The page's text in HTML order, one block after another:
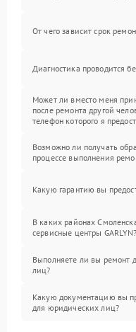
От чего зависит срок
Диагностика проводится
Может ли вместо меня
после ремонта другой
телефон которого я
Возможно ли получать
процессе выполнения
Какую гарантию вы
В каких районах
сервисные центры GARLYN?
Выполняете ли вы ремонт
лиц?
Какую документацию вы
для юридических лиц?